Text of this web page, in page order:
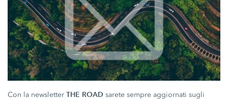
Con la newsletterTHE ROAD sarete sempre aggiornati sugli